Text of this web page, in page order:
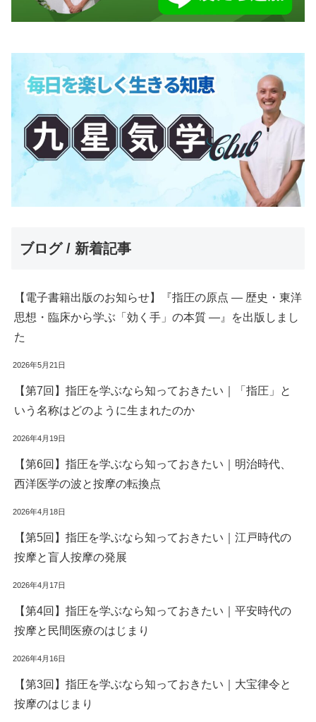
ブログ / 新着記事
【電子書籍出版のお知らせ】『指圧の原点 ― 歴史・東洋
思想・臨床から学ぶ「効く手」の本質 ―』を出版しまし
た
2026年5月21日
【第7回】指圧を学ぶなら知っておきたい｜「指圧」と
いう名称はどのように生まれたのか
2026年4月19日
【第6回】指圧を学ぶなら知っておきたい｜明治時代、
西洋医学の波と按摩の転換点
2026年4月18日
【第5回】指圧を学ぶなら知っておきたい｜江戸時代の
按摩と盲人按摩の発展
2026年4月17日
【第4回】指圧を学ぶなら知っておきたい｜平安時代の
按摩と民間医療のはじまり
2026年4月16日
【第3回】指圧を学ぶなら知っておきたい｜大宝律令と
按摩のはじまり